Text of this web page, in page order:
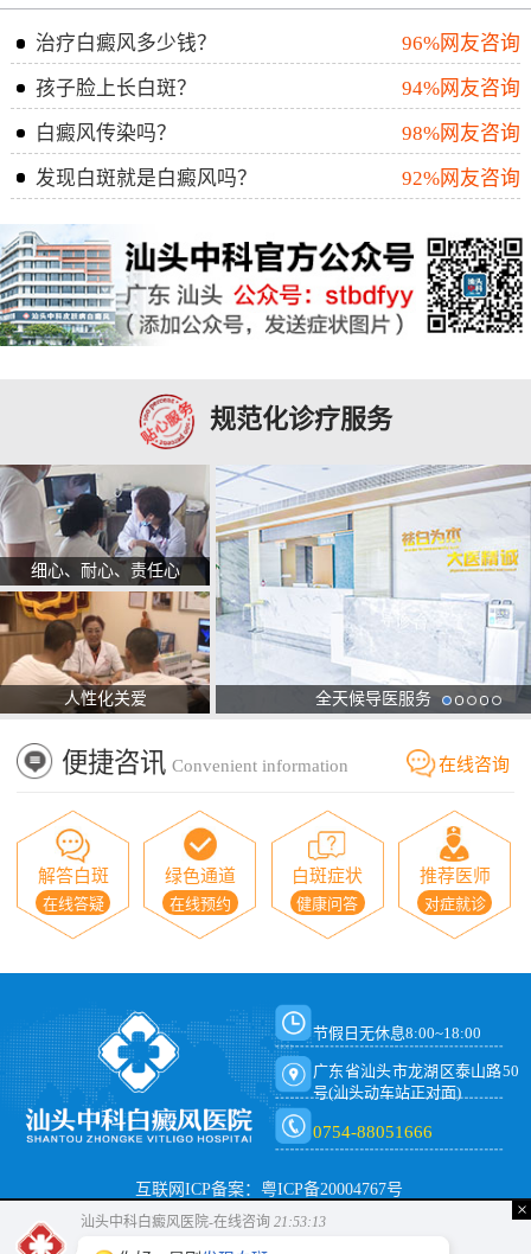
治疗白癜风多少钱？
96%网友咨询
孩子脸上长白斑？
94%网友咨询
白癜风传染吗？
98%网友咨询
发现白斑就是白癜风吗？
92%网友咨询
规范化诊疗服务
细心、耐心、责任心
人性化关爱 全天候导医服务
便捷咨讯 Convenient information 在线咨询
解答白斑
在线答疑
绿色通道
在线预约
白斑症状
健康问答
推荐医师
对症就诊
节假日无休息8:00~18:00
广东省汕头市龙湖区泰山路50
号(汕头动车站正对面)
0754-88051666
互联网ICP备案：粤ICP备20004767号
×
汕头中科白癜风医院-在线咨询 21:53:14